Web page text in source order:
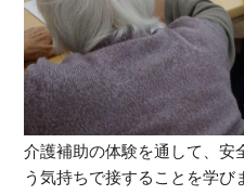
介護補助の体験を通して、安
う気持ちで接することを学び